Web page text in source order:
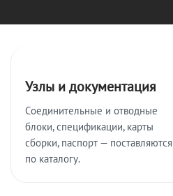
Узлы и документация
Соединительные и отводные
блоки, спецификации, карты
сборки, паспорт — поставляются
по каталогу.